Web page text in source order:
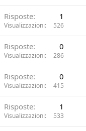
Risposte 1
Visualizzazioni 526
Risposte 0
Visualizzazioni 286
Risposte 0
Visualizzazioni 415
Risposte 1
Visualizzazioni 533